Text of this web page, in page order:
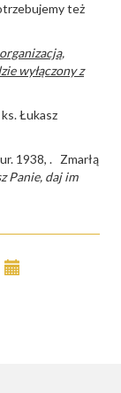
też
wyłączony z
Łukasz
1938, . Zmarłą
Panie, daj im